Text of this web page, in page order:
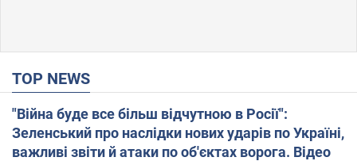
TOP NEWS
"Війна буде все більш відчутною в Росії":
Зеленський про наслідки нових ударів по Україні,
важливі звіти й атаки по об'єктах ворога. Відео